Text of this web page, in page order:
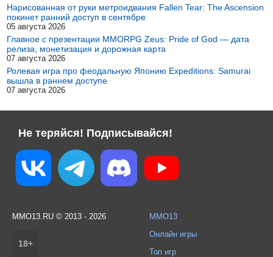
Нарисованная от руки метроидвания Fallen Tear: The Ascension
покинет ранний доступ в сентябре
05 августа 2026
Главное с презентации MMORPG Zeus: Pride of God — дата
релиза, монетизация и дорожная карта
07 августа 2026
Ролевая игра про феодальную Японию Expeditions: Samurai
вышла в раннем доступе
07 августа 2026
Не теряйся! Подписывайся!
MMO13.RU © 2013 - 2026
18+
MMO13
Онлайн игры
Топ игр